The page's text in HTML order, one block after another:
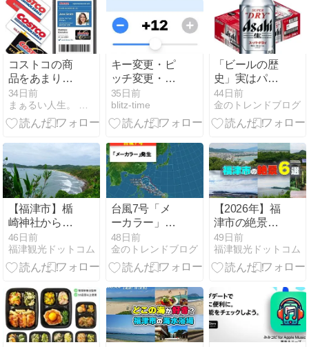
コストコの商
品をあまり買
わなくても会
員になる価値
あり！ガソリ
会費以上にお
得？【明和店
149円】
34日前
キー変更・ピ
ッチ変更・イ
コライザ対
応。「みみコ
ピ for Apple
プラン登場
35日前
blitz-time
「ビールの歴
史」実はパン
より先だっ
た？知ると今
夜の1杯がも
る
44日前
金のトレンドブログ
【福津市】楯
崎神社から望
む恋の浦海岸
の絶景｜断崖
の展望所は穴
光地
46日前
福津観光ドットコム
台風7号「メ
ーカラー」っ
て誰がつけて
るの
48日前
金のトレンドブログ
【2026年】福
津市の絶景ス
ポット6選｜
ドライブで景
色を楽しめる
を紹介
49日前
福津観光ドットコム